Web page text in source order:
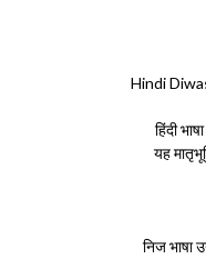
Hindi
हिंदी
यह
निज भाषा